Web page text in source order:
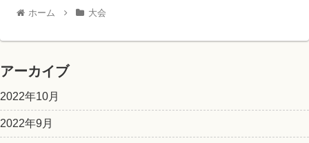
ホーム 大会
アーカイブ
2022年10月
2022年9月